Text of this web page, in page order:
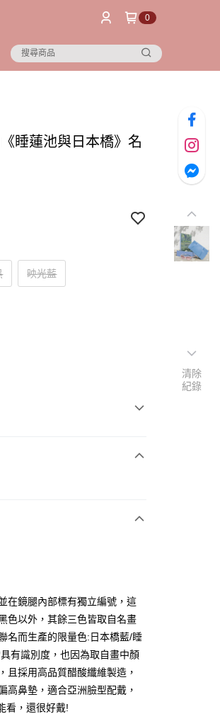
0
睡蓮池與日本橋》名
映光藍
兆豐國際商業銀行
台中商業銀行
遠東國際商業銀行
永豐商業銀行
星展（台灣）商業銀行
中國信託商業銀行
台北富邦商業銀行
兆豐國際商業銀行
台中商業銀行
華泰商業銀行
永豐商業銀行
星展（台灣）商業銀行
中國信託商業銀行
在鏡腿內部標有獨立編號，這
色以外，其餘三色皆取自名畫
名而生產的限量色:日本橋藍/睡
有識別度，也因為取自畫中顏
且採用高品質醋酸纖維製造，
高鼻墊，適合亞洲臉型配戴，
看，還很好戴!
清除
紀錄